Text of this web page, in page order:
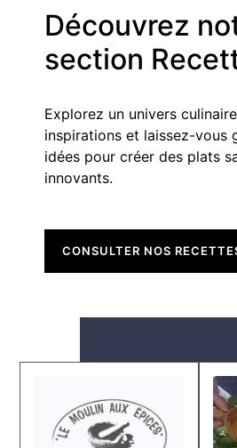
Découvrez
section
Explorez un univers
inspirations et laissez-vous
idées pour créer des plats
innovants.
CONSULTER NOS